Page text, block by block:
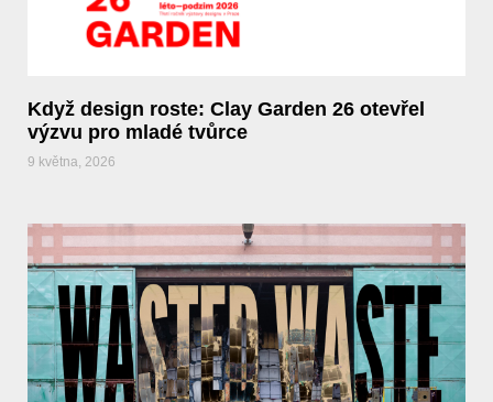
Když design roste: Clay Garden 26 otevřel
výzvu pro mladé tvůrce
9 května, 2026